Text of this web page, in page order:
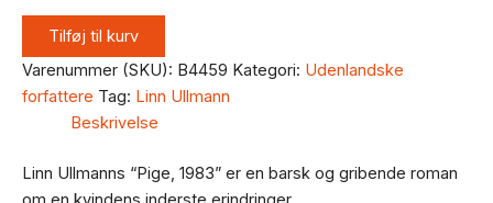
Tilføj til kurv
Varenummer (SKU): B4459 Kategori: Udenlandske
forfattere Tag: Linn Ullmann
Beskrivelse
Linn Ullmanns “Pige, 1983” er en barsk og gribende roman